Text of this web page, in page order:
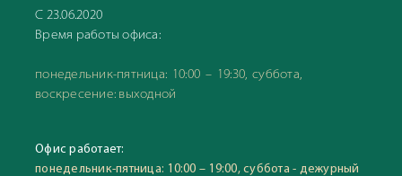
С 23.06.2020
Время работы офиса:
понедельник-пятница: 10:00 – 19:30, суббота,
воскресение: выходной
Офис работает:
понедельник-пятница: 10:00 – 19:00, суббота - дежурный